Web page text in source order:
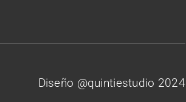
Diseño @quintiestudio 2024